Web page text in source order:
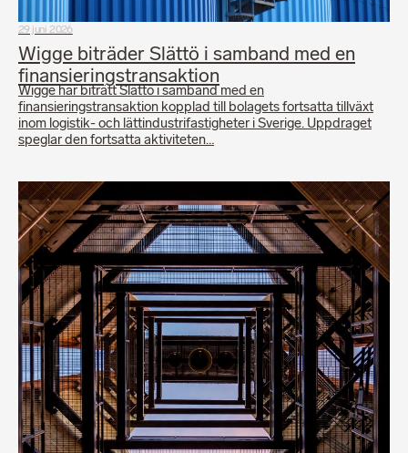
29 juni 2026
Wigge biträder Slättö i samband med en
finansieringstransaktion
Wigge har biträtt Slättö i samband med en
finansieringstransaktion kopplad till bolagets fortsatta tillväxt
inom logistik- och lättindustrifastigheter i Sverige. Uppdraget
speglar den fortsatta aktiviteten…